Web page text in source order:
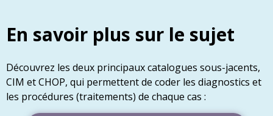
En savoir plus sur le sujet
Découvrez les deux principaux catalogues sous-jacents,
CIM et CHOP, qui permettent de coder les diagnostics et
les procédures (traitements) de chaque cas :